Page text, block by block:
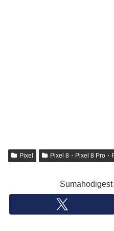
Pixel Pixel 8・Pixel 8 Pro・